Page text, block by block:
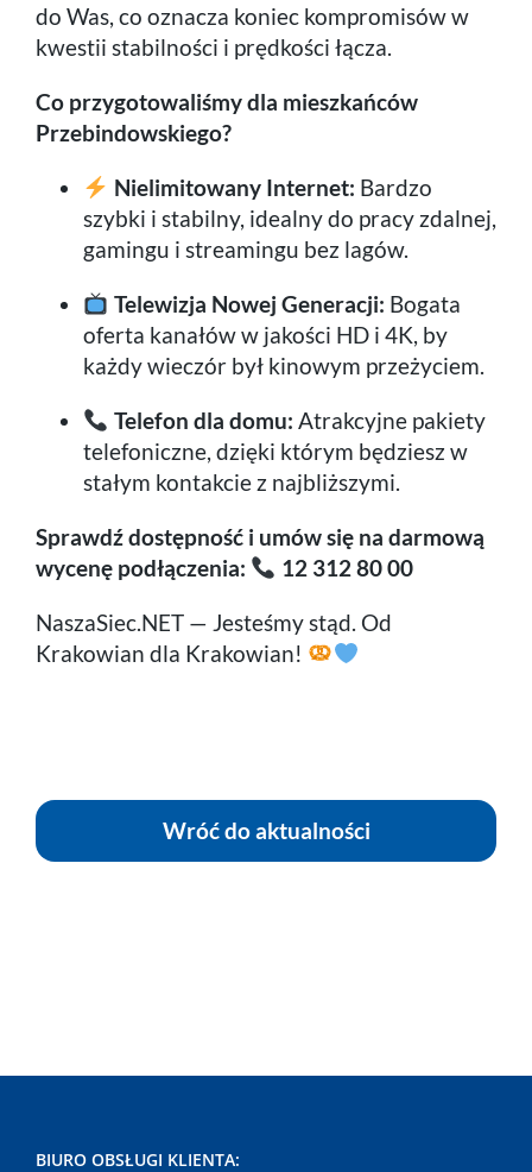
do Was, co oznacza koniec kompromisów w
kwestii stabilności i prędkości łącza.
Co przygotowaliśmy dla mieszkańców
Przebindowskiego?
Nielimitowany Internet: Bardzo
szybki i stabilny, idealny do pracy zdalnej,
gamingu i streamingu bez lagów.
Telewizja Nowej Generacji: Bogata
oferta kanałów w jakości HD i 4K, by
każdy wieczór był kinowym przeżyciem.
Telefon dla domu: Atrakcyjne pakiety
telefoniczne, dzięki którym będziesz w
stałym kontakcie z najbliższymi.
Sprawdź dostępność i umów się na darmową
wycenę podłączenia:
12 312 80 00
NaszaSiec.NET — Jesteśmy stąd. Od
Krakowian dla Krakowian!
Wróć do aktualności
BIURO OBSŁUGI KLIENTA: